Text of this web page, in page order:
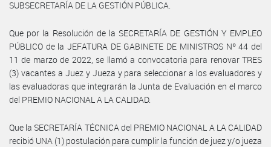
SUBSECRETARÍA DE LA GESTIÓN PÚBLICA.
Que por la Resolución de la SECRETARÍA DE GESTIÓN Y EMPLEO
PÚBLICO de la JEFATURA DE GABINETE DE MINISTROS Nº 44 del
11 de marzo de 2022, se llamó a convocatoria para renovar TRES
(3) vacantes a Juez y Jueza y para seleccionar a los evaluadores y
las evaluadoras que integrarán la Junta de Evaluación en el marco
del PREMIO NACIONAL A LA CALIDAD.
Que la SECRETARÍA TÉCNICA del PREMIO NACIONAL A LA CALIDAD
recibió UNA (1) postulación para cumplir la función de juez y/o jueza